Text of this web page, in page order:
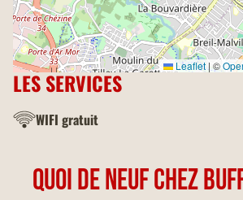
Leaflet | ©
LES SERVICES
WIFI gratuit
QUOI DE NEUF CHEZ